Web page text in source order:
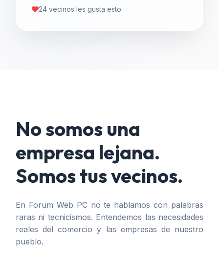
24 vecinos les gusta esto
No somos una
empresa lejana.
Somos tus vecinos.
En Forum Web PC no te hablamos con palabras
raras ni tecnicismos. Entendemos las necesidades
reales del comercio y las empresas de nuestro
pueblo.